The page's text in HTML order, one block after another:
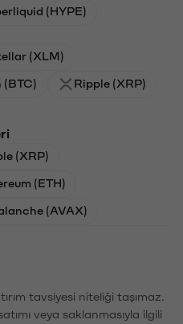
(HYPE)
(XLM)
Ripple (XRP)
(XRP)
(ETH)
(AVAX)
tavsiyesi niteliği taşımaz.
veya saklanmasıyla ilgili